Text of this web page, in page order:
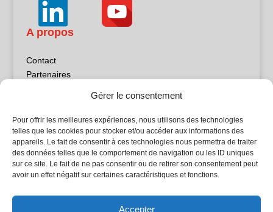
Gérer le consentement
Pour offrir les meilleures expériences, nous utilisons des technologies
telles que les cookies pour stocker et/ou accéder aux informations des
appareils. Le fait de consentir à ces technologies nous permettra de traiter
des données telles que le comportement de navigation ou les ID uniques
sur ce site. Le fait de ne pas consentir ou de retirer son consentement peut
avoir un effet négatif sur certaines caractéristiques et fonctions.
Accepter
A propos
Contact
Partenaires
Politique de confidentialité
Sites partenaires
5Façades
Atrium Patrimoine